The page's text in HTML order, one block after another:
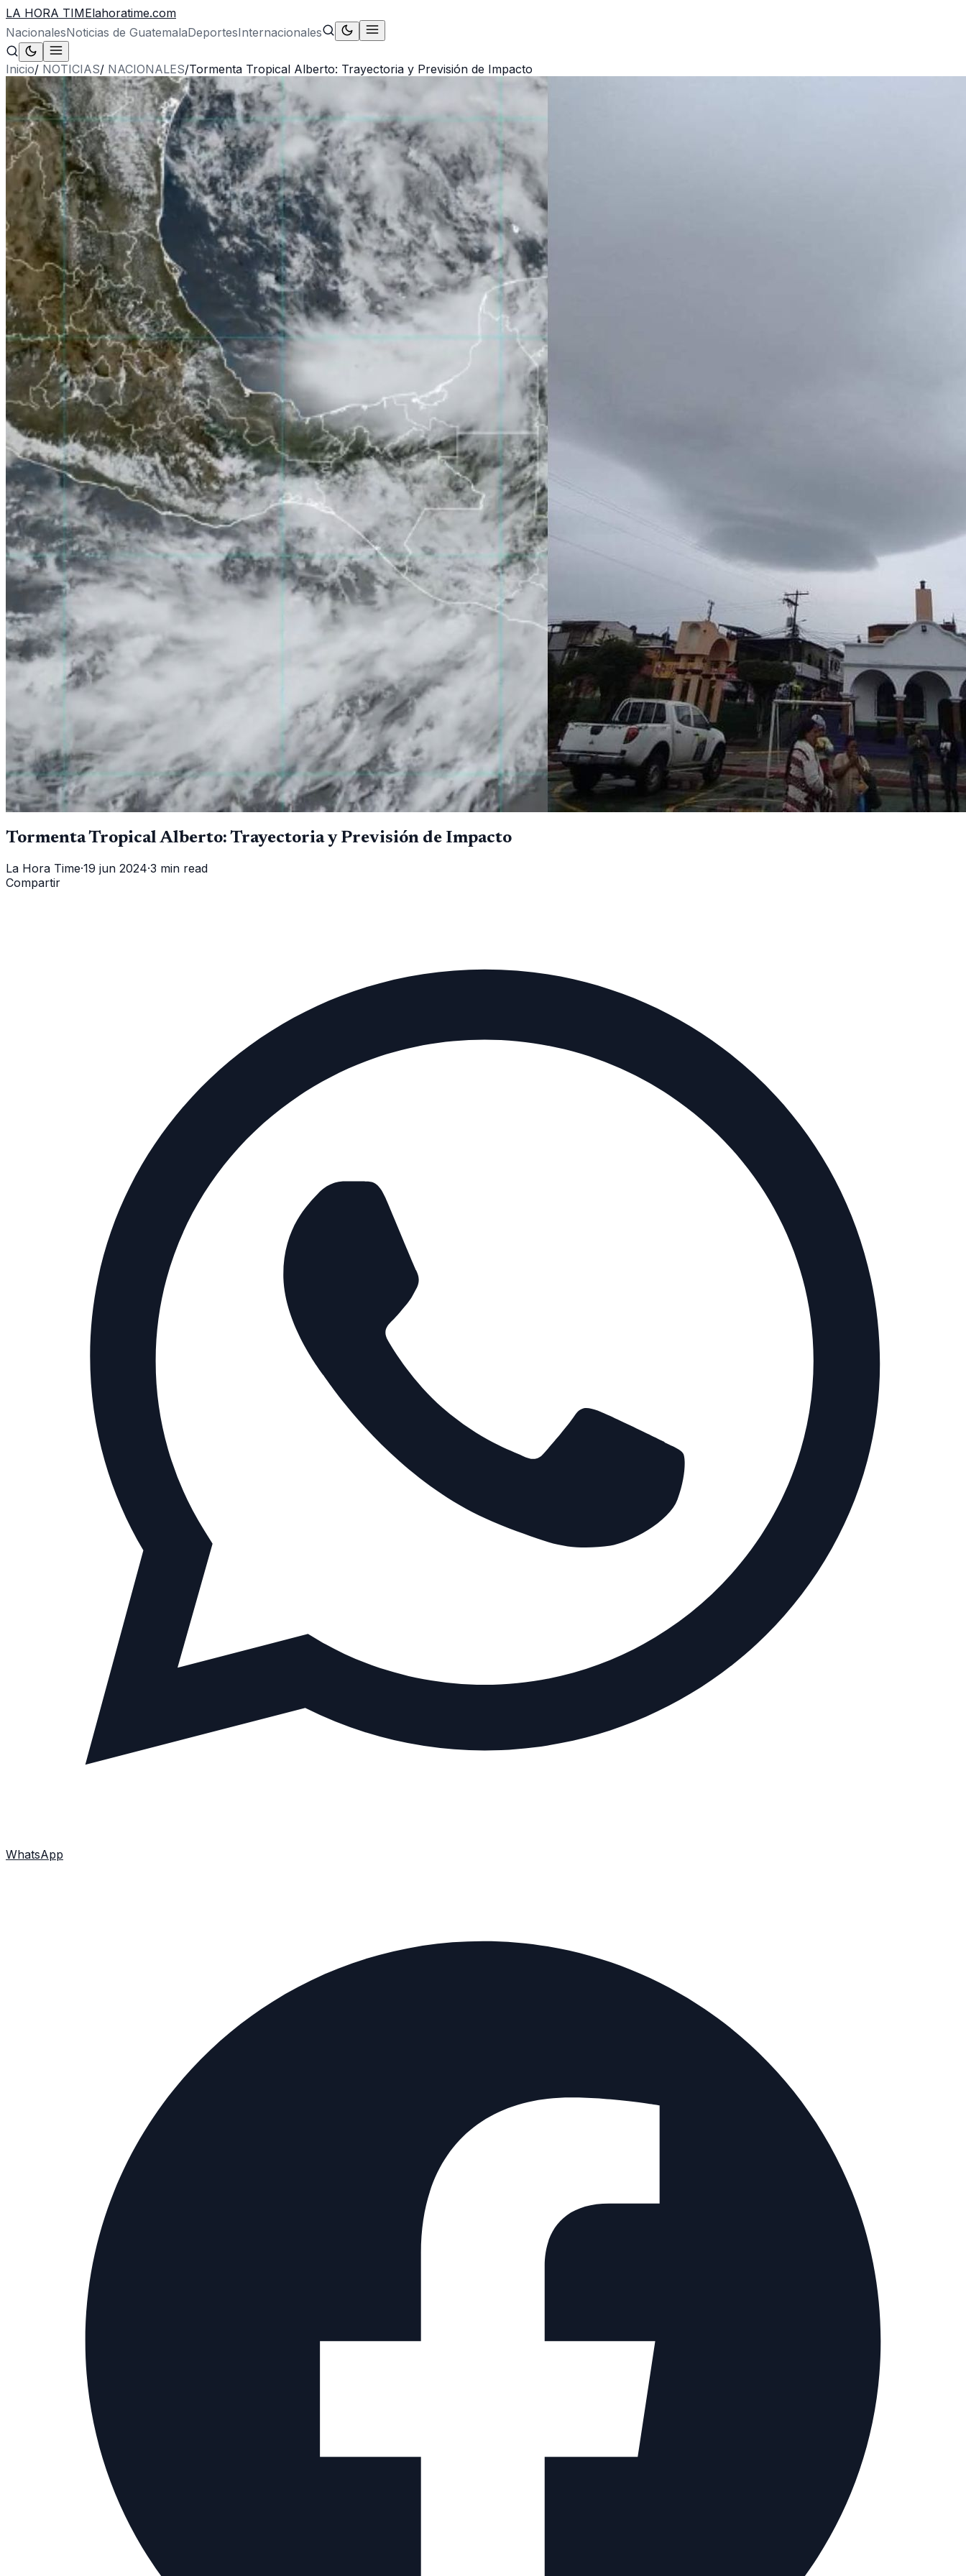
LA HORA TIMElahoratime.com
NacionalesNoticias de GuatemalaDeportesInternacionales
Inicio/ NOTICIAS/ NACIONALES/Tormenta Tropical Alberto: Trayectoria y Previsión de Impacto
Tormenta Tropical Alberto: Trayectoria y Previsión de Impacto
La Hora Time·19 jun 2024·3 min read
Compartir
WhatsApp